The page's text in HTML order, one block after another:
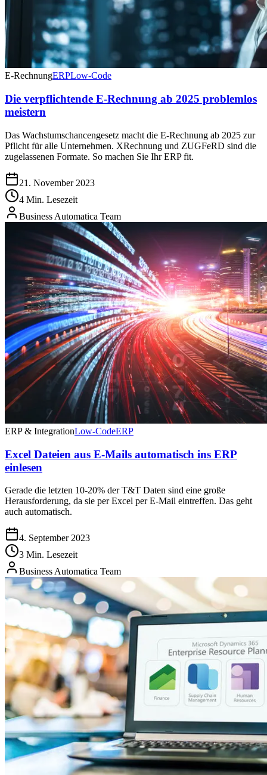
E-RechnungERPLow-Code
Die verpflichtende E-Rechnung ab 2025 problemlos
meistern
Das Wachstumschancengesetz macht die E-Rechnung ab 2025 zur
Pflicht für alle Unternehmen. XRechnung und ZUGFeRD sind die
zugelassenen Formate. So machen Sie Ihr ERP fit.
21. November 2023
4 Min. Lesezeit
Business Automatica Team
ERP & IntegrationLow-CodeERP
Excel Dateien aus E-Mails automatisch ins ERP
einlesen
Gerade die letzten 10-20% der T&T Daten sind eine große
Herausforderung, da sie per Excel per E-Mail eintreffen. Das geht
auch automatisch.
4. September 2023
3 Min. Lesezeit
Business Automatica Team